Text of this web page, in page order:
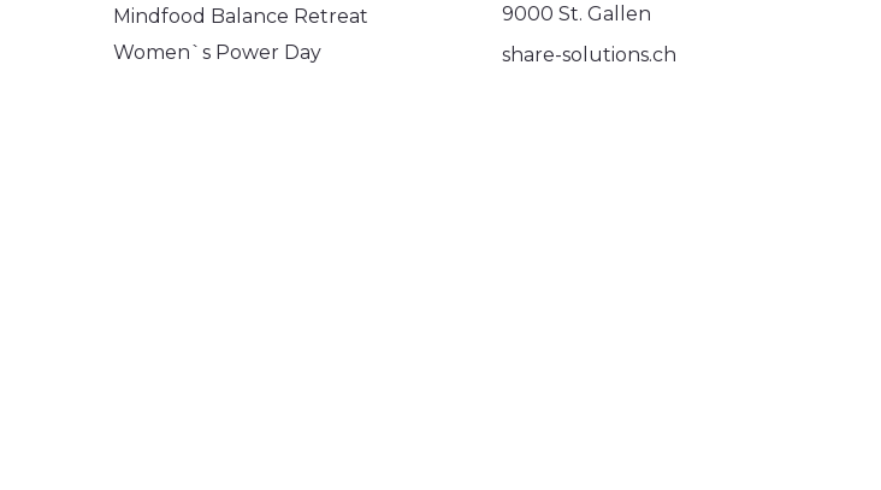
Mindfood Balance Retreat
Women`s Power Day
9000 St. Gallen
share-solutions.ch